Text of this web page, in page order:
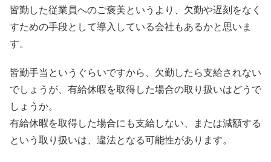
皆勤した従業員へのご褒美というより、欠勤や遅刻をなく
すための手段として導入している会社もあるかと思いま
す。
皆勤手当というぐらいですから、欠勤したら支給されない
でしょうが、有給休暇を取得した場合の取り扱いはどうで
しょうか。
有給休暇を取得した場合にも支給しない、または減額する
という取り扱いは、違法となる可能性があります。